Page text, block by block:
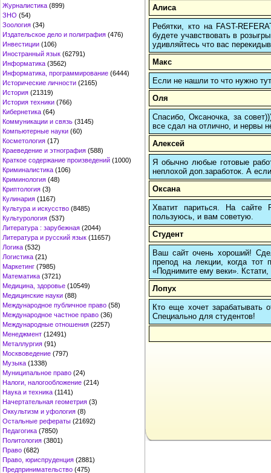
Журналистика (899)
ЗНО (54)
Зоология (34)
Издательское дело и полиграфия (476)
Инвестиции (106)
Иностранный язык (62791)
Информатика (3562)
Информатика, программирование (6444)
Исторические личности (2165)
История (21319)
История техники (766)
Кибернетика (64)
Коммуникации и связь (3145)
Компьютерные науки (60)
Косметология (17)
Краеведение и этнография (588)
Краткое содержание произведений (1000)
Криминалистика (106)
Криминология (48)
Криптология (3)
Кулинария (1167)
Культура и искусство (8485)
Культурология (537)
Литература : зарубежная (2044)
Литература и русский язык (11657)
Логика (532)
Логистика (21)
Маркетинг (7985)
Математика (3721)
Медицина, здоровье (10549)
Медицинские науки (88)
Международное публичное право (58)
Международное частное право (36)
Международные отношения (2257)
Менеджмент (12491)
Металлургия (91)
Москвоведение (797)
Музыка (1338)
Муниципальное право (24)
Налоги, налогообложение (214)
Наука и техника (1141)
Начертательная геометрия (3)
Оккультизм и уфология (8)
Остальные рефераты (21692)
Педагогика (7850)
Политология (3801)
Право (682)
Право, юриспруденция (2881)
Предпринимательство (475)
Алиса
Ребятки, кто на FAST-
будете учавствовать в
удивляйтесь что вас
Макс
Если не нашли то что нужно
Оля
Спасибо, Оксаночка, за
все сдал на отлично, и нервы
Алексей
Я обычно любые готовые
неплохой доп.заработок. А
Оксана
Хватит париться. На
пользуюсь, и вам советую.
Студент
Ваш сайт очень хороший!
препод на лекции, когда тот
«Поднимите ему веки».
Лопух
Кто еще хочет зарабатывать
Cпециально для студентов!